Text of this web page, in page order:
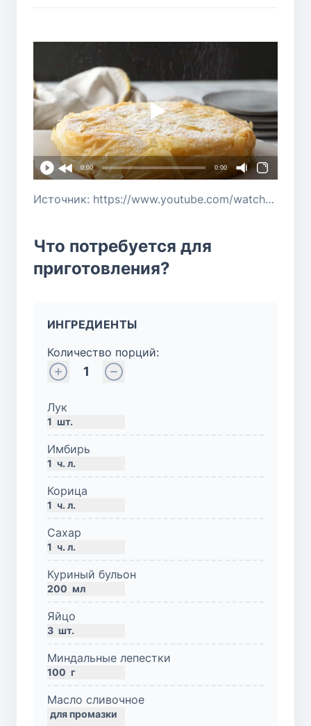
0:00 0:00
Источник: https://www.youtube.com/watch?v=pM0Cd_T-sjk
Что потребуется для
приготовления?
ИНГРЕДИЕНТЫ
Количество порций:
1
Лук
1 шт.
Имбирь
1 ч. л.
Корица
1 ч. л.
Сахар
1 ч. л.
Куриный бульон
200 мл
Яйцо
3 шт.
Миндальные лепестки
100 г
Масло сливочное